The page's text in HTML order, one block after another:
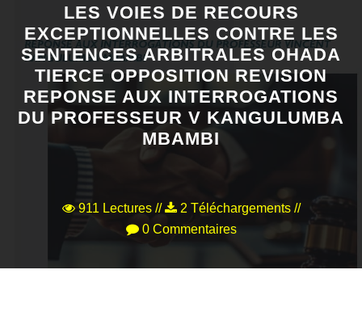
MON COMPTE
AWASHOP
VEILLE JURIDIQUE ET FISCALE
LES VOIES DE RECOURS
EXCEPTIONNELLES CONTRE LES
SENTENCES ARBITRALES OHADA
TIERCE OPPOSITION REVISION
REPONSE AUX INTERROGATIONS
DU PROFESSEUR V KANGULUMBA
MBAMBI
911 Lectures //
2 Téléchargements //
0 Commentaires